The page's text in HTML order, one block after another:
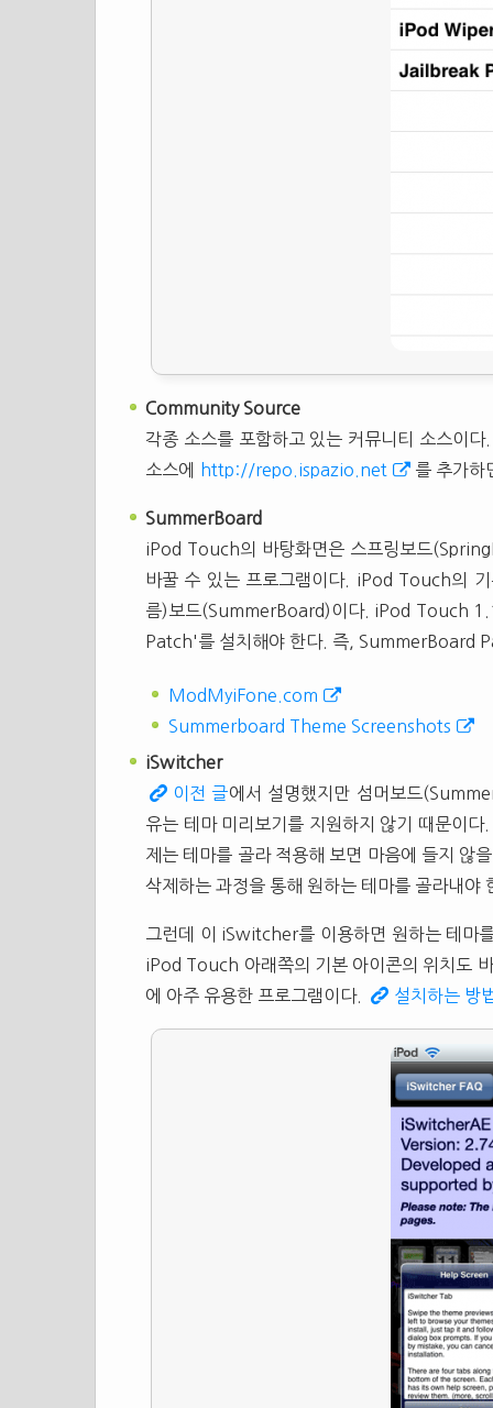
Community Source
각종 소스를 포함하고 있는 커뮤니티 소스이
소스에
http://repo.ispazio.net 를 추가하
SummerBoard
iPod Touch의 바탕화면은 스프링보드
바꿀 수 있는 프로그램이다. iPod Touch의
름)보드(SummerBoard)이다. iPod Touch
Patch'를 설치해야 한다. 즉, SummerBoard
ModMyiFone.com
Summerboard Theme Screenshots
iSwitcher
이전 글에서 설명했지만 섬머보드
유는 테마 미리보기를 지원하지 않기 때문이
제는 테마를 골라 적용해 보면 마음에 들지 않
삭제하는 과정을 통해 원하는 테마를 골라내야
그런데 이 iSwitcher를 이용하면 원하는 테마
iPod Touch 아래쪽의 기본 아이콘의 위치도
에 아주 유용한 프로그램이다.
설치하는 방